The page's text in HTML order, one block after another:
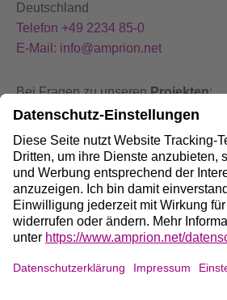
Deutschland
Telefon +49 2234 85-0
E-Mail: info@amprion.net
Bei Fragen zu unserenProjekten:
+49 800 584 9000
BeiStörungen an unseren Anlagen:
+49 800 490 4000
Social Media: